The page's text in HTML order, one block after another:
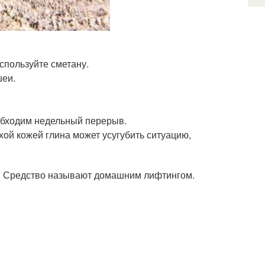
сметану.
недельный перерыв.
кожей глина может усугубить ситуацию,
Средство называют домашним лифтингом.